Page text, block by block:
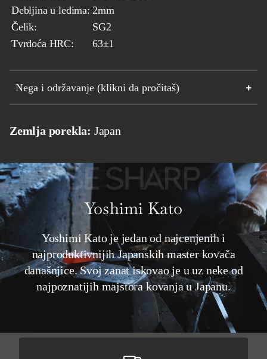
Debljina u leđima: 2mm
Čelik:
SG2
Tvrdoća HRC:
63±1
Nega i održavanje (klikni da pročitaš)
Zemlja porekla: Japan
Yoshimi Kato
Yoshimi Kato je jedan od najcenjenih i
najproduktivnijih Japanskih master kovača
današnjice. Svoj zanat iskovao je u uz neke od
najpoznatijih majstora kovanja u Japanu.